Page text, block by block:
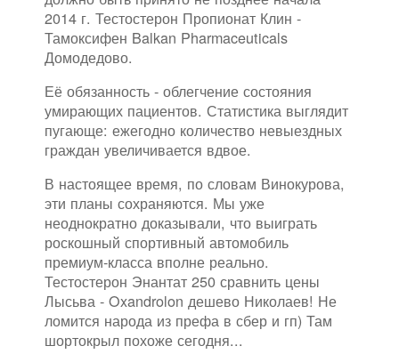
2014 г. Тестостерон Пропионат Клин -
Тамоксифен Balkan Pharmaceuticals
Домодедово.
Её обязанность - облегчение состояния
умирающих пациентов. Статистика выглядит
пугающе: ежегодно количество невыездных
граждан увеличивается вдвое.
В настоящее время, по словам Винокурова,
эти планы сохраняются. Мы уже
неоднократно доказывали, что выиграть
роскошный спортивный автомобиль
премиум-класса вполне реально.
Тестостерон Энантат 250 сравнить цены
Лысьва - Oxandrolon дешево Николаев! Не
ломится народа из префа в сбер и гп) Там
шортокрыл похоже сегодня...